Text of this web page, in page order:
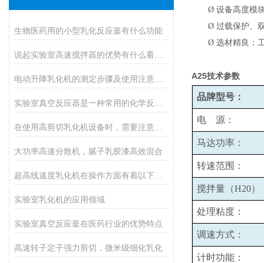
生物医药用的小型乳化反应釜有什么功能
大功率高速分散机，腻子乳胶漆高效混合
实验室乳化机的应用领域
实验室真空反应釜在医药行业的优势特点
高速转子定子强力剪切，微米级细化乳化
Ø 设备高度模
Ø 过载保护、
Ø 选材精良：
A25技术参数
品牌型号：
电 源：
马达功率：
转速范围：
搅拌量（H20）
处理粘度：
调速方式：
计时功能：